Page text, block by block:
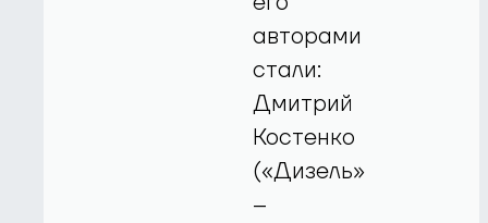
авторами
стали:
Дмитрий
Костенко
(«Дизель»
–